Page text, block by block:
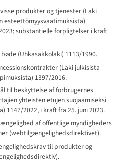
produkter og tjenester (Laki
esteettömyysvaatimuksista)
substantielle forpligtelser i kraft
(Uhkasakkolaki) 1113/1990.
(Laki julkisista
) 1397/2016.
til beskyttelse af forbrugernes
yhteisten etujen suojaamiseksi
) 1147/2022, i kraft fra 25. juni 2023.
af offentlige myndigheders
(webtilgængelighedsdirektivet).
til produkter og